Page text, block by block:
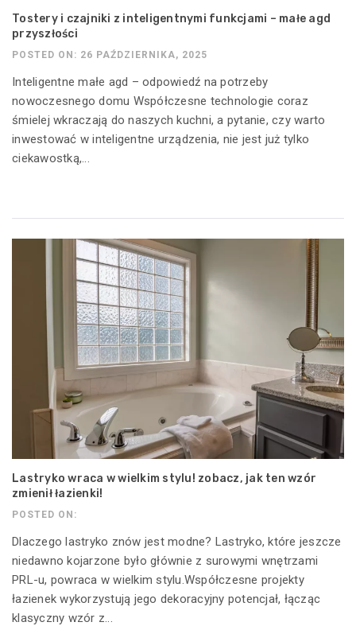
Tostery i czajniki z inteligentnymi funkcjami – małe agd
przyszłości
POSTED ON: 26 PAŹDZIERNIKA, 2025
Inteligentne małe agd – odpowiedź na potrzeby
nowoczesnego domu Współczesne technologie coraz
śmielej wkraczają do naszych kuchni, a pytanie, czy warto
inwestować w inteligentne urządzenia, nie jest już tylko
ciekawostką,...
Lastryko wraca w wielkim stylu! zobacz, jak ten wzór
zmienił łazienki!
POSTED ON:
Dlaczego lastryko znów jest modne? Lastryko, które jeszcze
niedawno kojarzone było głównie z surowymi wnętrzami
PRL-u, powraca w wielkim stylu.Współczesne projekty
łazienek wykorzystują jego dekoracyjny potencjał, łącząc
klasyczny wzór z...